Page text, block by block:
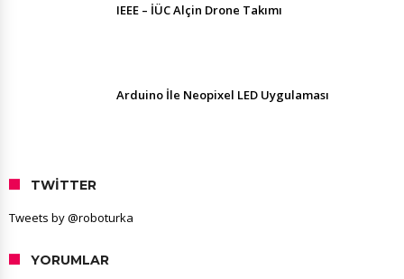
IEEE – İÜC Alçin Drone Takımı
Arduino İle Neopixel LED Uygulaması
TWITTER
Tweets by @roboturka
YORUMLAR